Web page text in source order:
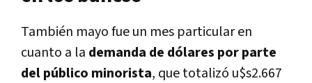
También mayo fue un mes particular en
cuanto a la demanda de dólares por parte
del público minorista, que totalizó u$s2.667